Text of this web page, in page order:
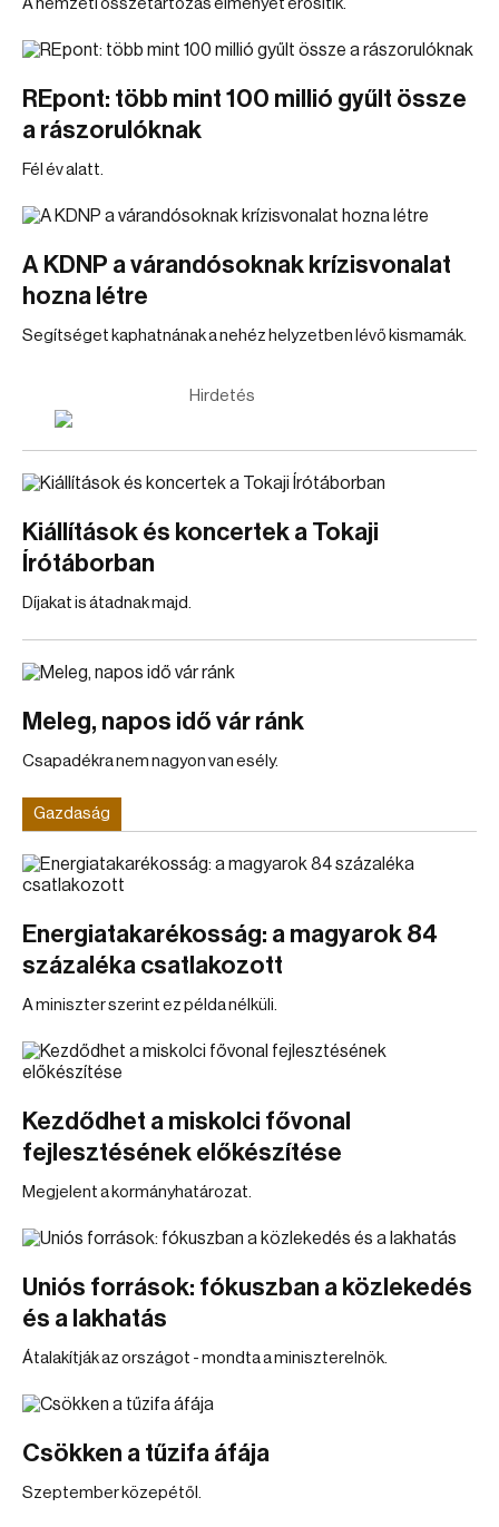
A nemzeti összetartózás élményét erősítik.
REpont: több mint 100 millió gyűlt össze
a rászorulóknak
Fél év alatt.
A KDNP a várandósoknak krízisvonalat
hozna létre
Segítséget kaphatnának a nehéz helyzetben lévő kismamák.
Hirdetés
Kiállítások és koncertek a Tokaji
Írótáborban
Díjakat is átadnak majd.
Meleg, napos idő vár ránk
Csapadékra nem nagyon van esély.
Gazdaság
Energiatakarékosság: a magyarok 84
százaléka csatlakozott
A miniszter szerint ez példa nélküli.
Kezdődhet a miskolci fővonal
fejlesztésének előkészítése
Megjelent a kormányhatározat.
Uniós források: fókuszban a közlekedés
és a lakhatás
Átalakítják az országot - mondta a miniszterelnök.
Csökken a tűzifa áfája
Szeptember közepétől.